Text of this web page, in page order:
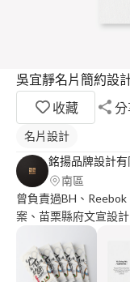
吳宜靜名片簡約設
收藏
名片設計
銘揚品牌設計有
南區
曾負責過BH、
案、苗栗縣府文宣設
他新興品牌設計案，
計顧問，經手過上百
我的作品集： https://